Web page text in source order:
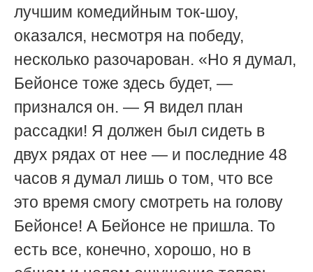
лучшим комедийным ток-шоу,
оказался, несмотря на победу,
несколько разочарован. «Но я думал,
Бейонсе тоже здесь будет, —
признался он. — Я видел план
рассадки! Я должен был сидеть в
двух рядах от нее — и последние 48
часов я думал лишь о том, что все
это время смогу смотреть на голову
Бейонсе! А Бейонсе не пришла. То
есть все, конечно, хорошо, но в